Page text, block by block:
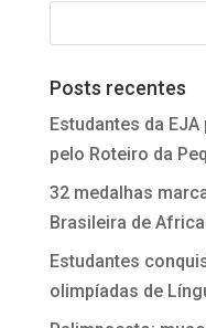
Posts recentes
Estudantes da
pelo Roteiro da
32 medalhas
Brasileira de
Estudantes
olimpíadas de